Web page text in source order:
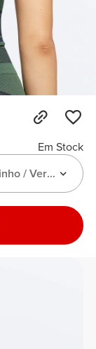
Em Stock
/ Verde